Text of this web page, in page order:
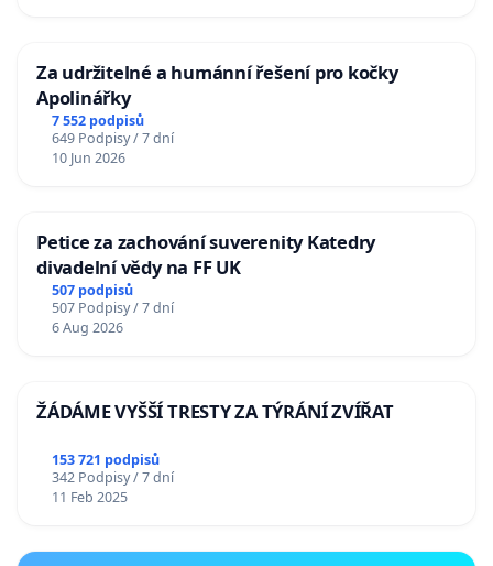
Za udržitelné a humánní řešení pro kočky
Apolinářky
7 552 podpisů
649 Podpisy / 7 dní
10 Jun 2026
Petice za zachování suverenity Katedry
divadelní vědy na FF UK
507 podpisů
507 Podpisy / 7 dní
6 Aug 2026
ŽÁDÁME VYŠŠÍ TRESTY ZA TÝRÁNÍ ZVÍŘAT
153 721 podpisů
342 Podpisy / 7 dní
11 Feb 2025